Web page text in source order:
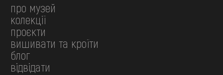
про музей
колекції
проєкти
вишивати та кроїти
блог
відвідати